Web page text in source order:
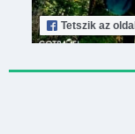
Tetszik az oldal